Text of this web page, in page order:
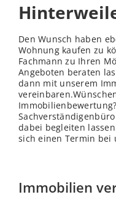
Den Wunsch haben
Wohnung kaufen zu
Fachmann zu Ihren
Angeboten beraten
dann mit unserem
dabei begleiten
sich einen Termin bei
Immobilien